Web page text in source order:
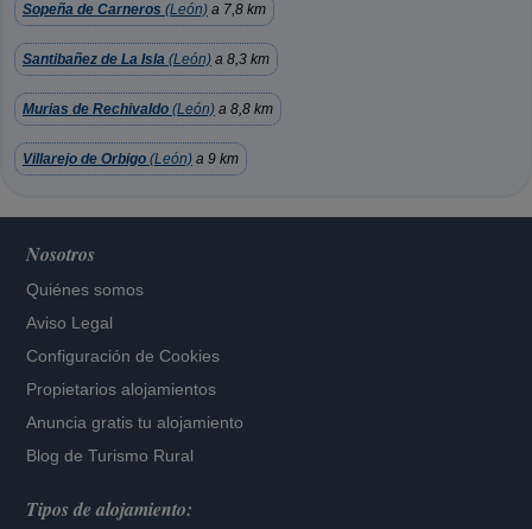
Sopeña de Carneros (León) a 7,8 km
Santibañez de La Isla (León) a 8,3 km
Murias de Rechivaldo (León) a 8,8 km
Villarejo de Orbigo (León) a 9 km
Nosotros
Quiénes somos
Aviso Legal
Configuración de Cookies
Propietarios alojamientos
Anuncia gratis tu alojamiento
Blog de Turismo Rural
Tipos de alojamiento: